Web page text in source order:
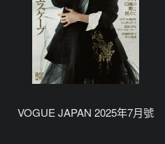
VOGUE JAPAN 2025年7月號